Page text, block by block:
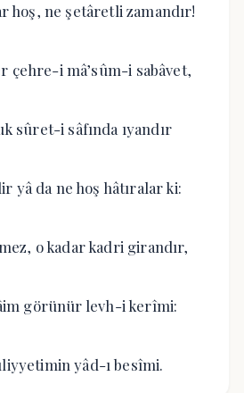
hoş, ne şetâretli zamandır!
çehre-i mâ’sûm-i sabâvet,
sûret-i sâfında ıyandır
yâ da ne hoş hâtıralar ki:
o kadar kadri girandır,
görünür levh-i kerîmi:
yâd-ı besîmi.